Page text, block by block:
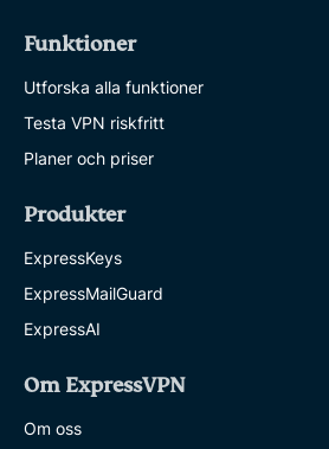
Funktioner
Utforska alla funktioner
Testa VPN riskfritt
Planer och priser
Produkter
ExpressKeys
ExpressMailGuard
ExpressAI
Om ExpressVPN
Om oss